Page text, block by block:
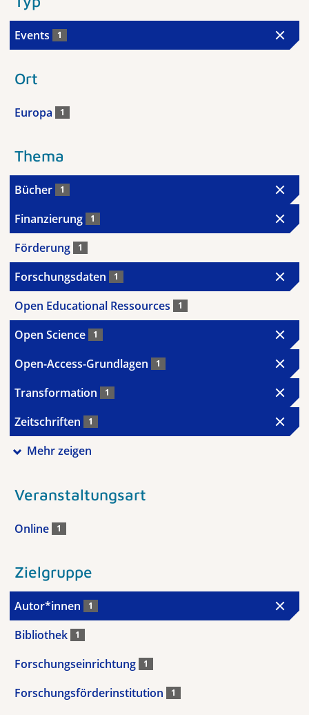
Events 1
Ort
Europa 1
Thema
Bücher 1
Finanzierung 1
Förderung 1
Forschungsdaten 1
Open Educational Ressources 1
Open Science 1
Open-Access-Grundlagen 1
Transformation 1
Zeitschriften 1
Mehr zeigen
Veranstaltungsart
Online 1
Zielgruppe
Autor*innen 1
Bibliothek 1
Forschungseinrichtung 1
Forschungsförderinstitution 1